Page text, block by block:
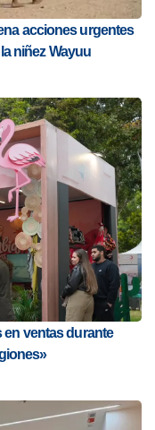
acciones urgentes
niñez Wayuu
en ventas durante